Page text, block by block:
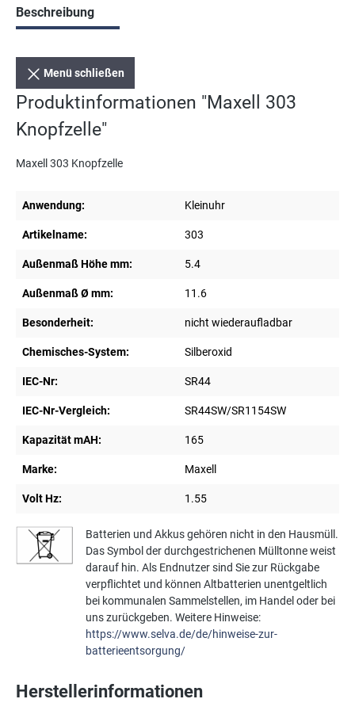
Beschreibung
Menü schließen
Produktinformationen "Maxell 303
Knopfzelle"
Maxell 303 Knopfzelle
Anwendung: Kleinuhr
Artikelname: 303
Außenmaß Höhe mm: 5.4
Außenmaß Ø mm: 11.6
Besonderheit: nicht wiederaufladbar
Chemisches-System: Silberoxid
IEC-Nr: SR44
IEC-Nr-Vergleich: SR44SW/SR1154SW
Kapazität mAH: 165
Marke: Maxell
Volt Hz: 1.55
Batterien und Akkus gehören nicht in den Hausmüll.
Das Symbol der durchgestrichenen Mülltonne weist
darauf hin. Als Endnutzer sind Sie zur Rückgabe
verpflichtet und können Altbatterien unentgeltlich
bei kommunalen Sammelstellen, im Handel oder bei
uns zurückgeben. Weitere Hinweise:
https://www.selva.de/de/hinweise-zur-
batterieentsorgung/
Herstellerinformationen